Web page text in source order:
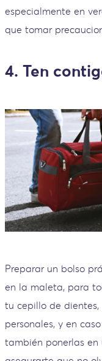
especialmente en
que tomar
4. Ten
Preparar un bolso
en la maleta, para
tu cepillo de
personales, y en
también ponerlas